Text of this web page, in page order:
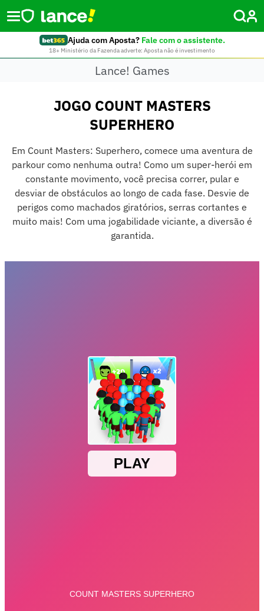
Ajuda com Aposta? Fale com o assistente.
18+ Ministério da Fazenda adverte: Aposta não é investimento
Lance! Games
JOGO COUNT MASTERS
SUPERHERO
Em Count Masters: Superhero, comece uma aventura de
parkour como nenhuma outra! Como um super-herói em
constante movimento, você precisa correr, pular e
desviar de obstáculos ao longo de cada fase. Desvie de
perigos como machados giratórios, serras cortantes e
muito mais! Com uma jogabilidade viciante, a diversão é
garantida.